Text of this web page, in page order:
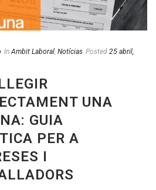
In Ambit Laboral Notícias Posted 25 abril,
UNA
GUIA
PER A
I